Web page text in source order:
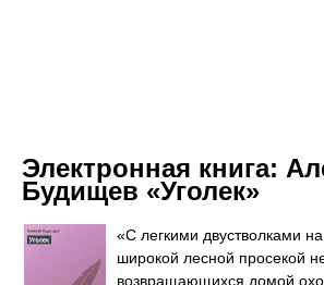
Электронная книга:
Будищев «Уголек»
«С легкими двустволками
широкой лесной просекой
возвращающихся домой